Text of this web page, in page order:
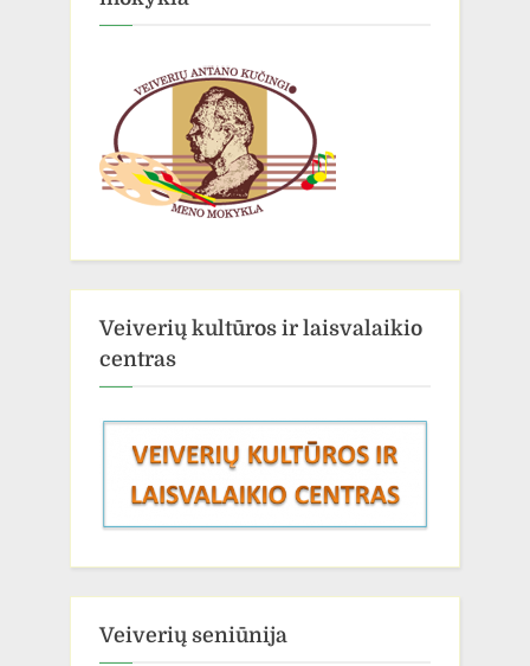
Veiverių kultūros ir laisvalaikio
centras
Veiverių seniūnija